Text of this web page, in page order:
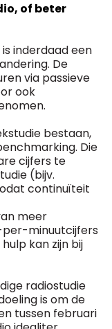
of beter
inderdaad een
De
via passieve
ook
bestaan,
Die
cijfers te
(bijv.
continuïteit
meer
minuutcijfers
kan zijn bij
radiostudie
is om de
tussen februari